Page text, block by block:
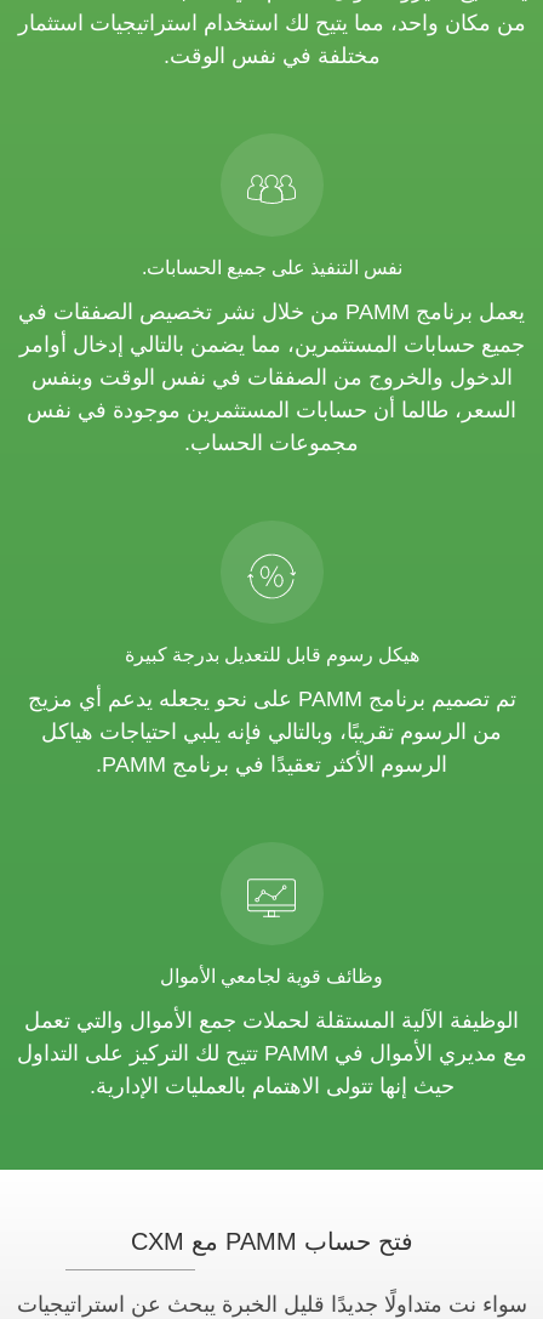
من مكان واحد، مما يتيح لك استخدام استراتيجيات استثمار
مختلفة في نفس الوقت.
نفس التنفيذ على جميع الحسابات.
يعمل برنامج PAMM من خلال نشر تخصيص الصفقات في
جميع حسابات المستثمرين، مما يضمن بالتالي إدخال أوامر
الدخول والخروج من الصفقات في نفس الوقت وبنفس
السعر، طالما أن حسابات المستثمرين موجودة في نفس
مجموعات الحساب.
هيكل رسوم قابل للتعديل بدرجة كبيرة
تم تصميم برنامج PAMM على نحو يجعله يدعم أي مزيج
من الرسوم تقريبًا، وبالتالي فإنه يلبي احتياجات هياكل
الرسوم الأكثر تعقيدًا في برنامج PAMM.
وظائف قوية لجامعي الأموال
الوظيفة الآلية المستقلة لحملات جمع الأموال والتي تعمل
مع مديري الأموال في PAMM تتيح لك التركيز على التداول
حيث إنها تتولى الاهتمام بالعمليات الإدارية.
فتح حساب PAMM مع CXM
سواء نت متداولًا جديدًا قليل الخبرة يبحث عن استراتيجيات